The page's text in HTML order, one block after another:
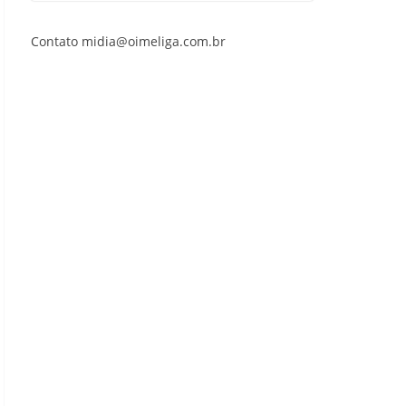
Contato midia@oimeliga.com.br